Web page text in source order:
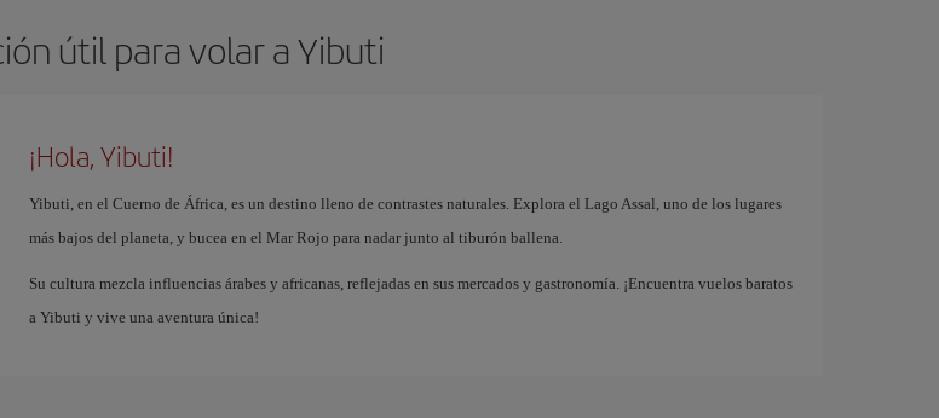
útil para volar a Yibuti
¡Hola, Yibuti!
Yibuti, en el Cuerno de África, es un destino lleno de contrastes naturales. Explora el Lago Assal, uno de los lugares
más bajos del planeta, y bucea en el Mar Rojo para nadar junto al tiburón ballena.
Su cultura mezcla influencias árabes y africanas, reflejadas en sus mercados y gastronomía. ¡Encuentra vuelos baratos
a Yibuti y vive una aventura única!